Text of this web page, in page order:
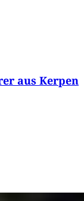
aus Kerpen